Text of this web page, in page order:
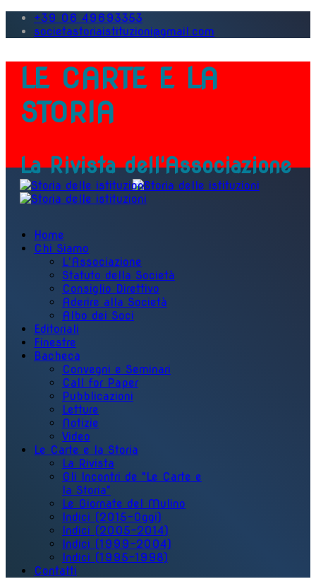
+39 06 49693353
societastoriaistituzioni@gmail.com
LE CARTE E LA
STORIA
La Rivista dell'Associazione
Home
Chi Siamo
L'Associazione
Statuto della Società
Consiglio Direttivo
Aderire alla Società
Albo dei Soci
Editoriali
Finestre
Bacheca
Convegni e Seminari
Call for Paper
Pubblicazioni
Letture
Notizie
Video
Le Carte e la Storia
La Rivista
Gli Incontri de "Le Carte e
la Storia"
Le Giornate del Mulino
Indici (2015-Oggi)
Indici (2005-2014)
Indici (1999-2004)
Indici (1995-1998)
Contatti